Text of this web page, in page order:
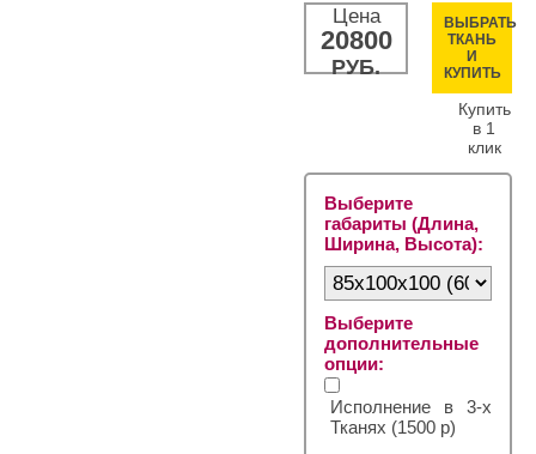
Цена
20800
РУБ.
ВЫБРАТЬ
ТКАНЬ
И
КУПИТЬ
Купить
в 1
клик
Выберите
габариты (Длина,
Ширина, Высота):
Выберите
дополнительные
опции:
Исполнение в 3-х
Тканях (1500 р)